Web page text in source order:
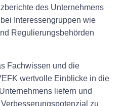
des Unternehmens
Interessengruppen wie
Regulierungsbehörden
Fachwissen und die
wertvolle Einblicke in die
liefern und
zu